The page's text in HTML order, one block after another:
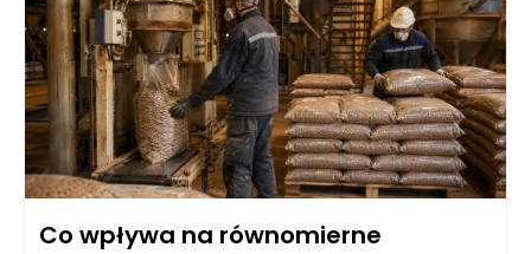
surowców. Kluczowym elementem w tym współdziałaniu są
systemy wyciągu, które powinny skutecznie transportować
pellet z silosu do następnego etapu produkcji, minimalizując
jednocześnie utratę materiału i zapewniając odpowiedni
poziom ciśnienia.
Co wpływa na równomierne